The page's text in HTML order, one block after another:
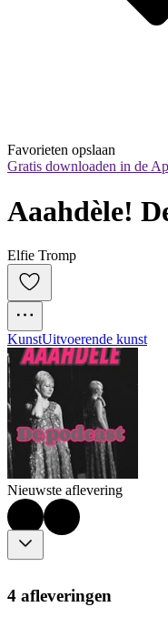
Favorieten opslaan
Gratis downloaden in de
Aaahdèle!
Elfie Tromp
KunstUitvoerende kunst
Nieuwste aflevering
4 afleveringen